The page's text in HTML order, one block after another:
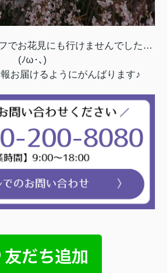
でお花見にも行けませんでした…
(ﾉω･､)
お届けるようにがんばります♪